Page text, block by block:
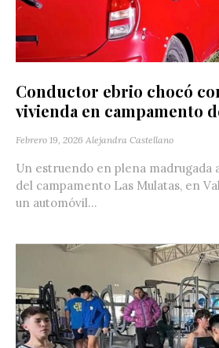
Conductor ebrio chocó
vivienda en campamento
Febrero 19, 2026 Alejandra Castellano
Un estruendo en plena madrugada
del campamento Las Mulatas, en
un automóvil...